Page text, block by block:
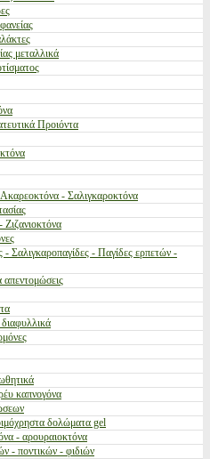
μεταλλικά
Προιόντα
- Σαλιγκαροκτόνα
- Σαλιγκαροπαγίδες - Παγίδες ερπετών -
απεντομώσεις
καπνογόνα
δολώματα gel
- αρουραιοκτόνα
- ποντικών - φιδιών